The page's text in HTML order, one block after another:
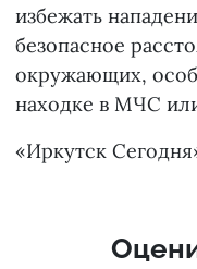
избежать
безопасное
окружающих,
находке в МЧС
«Иркутск